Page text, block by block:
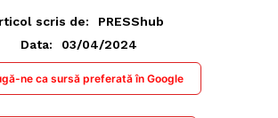
scris de:
PRESShub
Data:
03/04/2024
ne ca sursă preferată în Google